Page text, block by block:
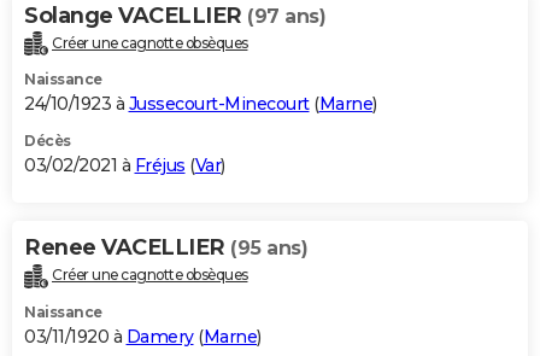
Solange VACELLIER (97 ans)
Créer une cagnotte obsèques
Naissance
24/10/1923 à Jussecourt-Minecourt(Marne)
Décès
03/02/2021 à Fréjus (Var)
Renee VACELLIER (95 ans)
Créer une cagnotte obsèques
Naissance
03/11/1920 à Damery(Marne)